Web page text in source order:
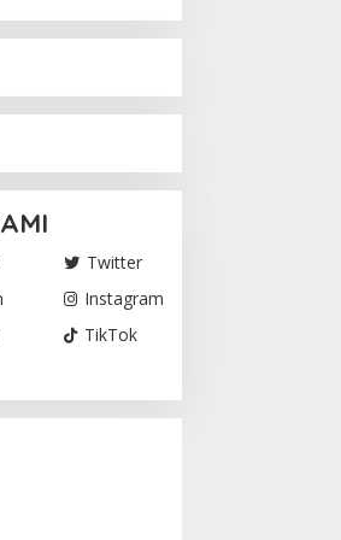
Twitter
Instagram
TikTok